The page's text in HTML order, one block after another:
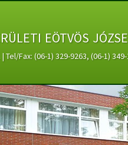
eötvös
Tel/Fax: (06-1) 329-9263, (06-1)